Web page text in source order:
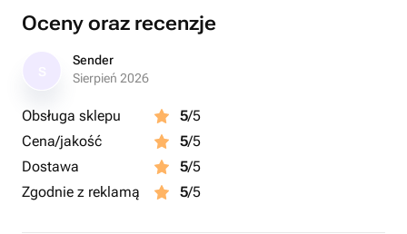
свадьбы или юбилеи. Порадуйте своих близких этим
произведением кулинарного искусства!
Oceny oraz recenzje
Sender
Sierpień 2026
Obsługa sklepu 5/5
Cena/jakość
5/5
Dostawa
5/5
Zgodnie z reklamą
5/5